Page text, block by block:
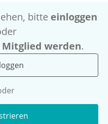
bitte einloggen
werden.